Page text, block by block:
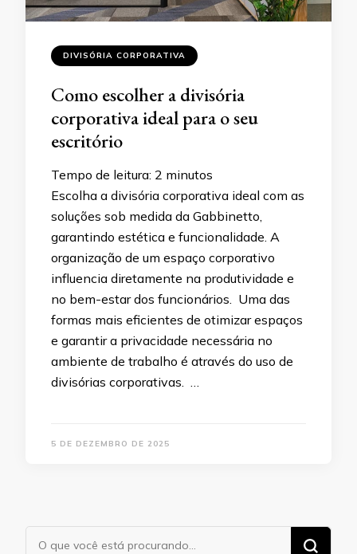
DIVISÓRIA CORPORATIVA
Como escolher a divisória
corporativa ideal para o seu
escritório
Tempo de leitura: 2 minutos
Escolha a divisória corporativa ideal com as
soluções sob medida da Gabbinetto,
garantindo estética e funcionalidade. A
organização de um espaço corporativo
influencia diretamente na produtividade e
no bem-estar dos funcionários. Uma das
formas mais eficientes de otimizar espaços
e garantir a privacidade necessária no
ambiente de trabalho é através do uso de
divisórias corporativas. …
5 DE DEZEMBRO DE 2025
Procurando